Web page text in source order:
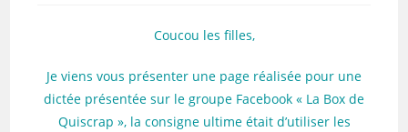
publication :
Coucou les filles,
Je viens vous présenter une page réalisée pour une
dictée présentée sur le groupe Facebook « La Box de
Quiscrap », la consigne ultime était d’utiliser les